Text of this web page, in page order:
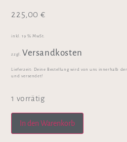
225,00 €
inkl. 19 % MwSt.
zzgl. Versandkosten
Lieferzeit:
Deine Bestellung wird von uns innerhalb
und versendet!
1 vorrätig
In den Warenkorb